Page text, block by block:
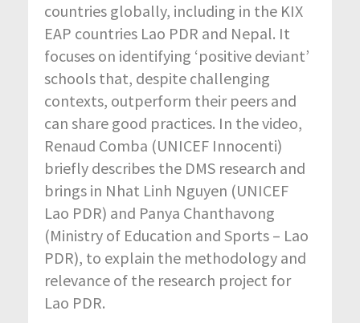
countries globally, including in the KIX
EAP countries Lao PDR and Nepal. It
focuses on identifying ‘positive deviant’
schools that, despite challenging
contexts, outperform their peers and
can share good practices. In the video,
Renaud Comba (UNICEF Innocenti)
briefly describes the DMS research and
brings in Nhat Linh Nguyen (UNICEF
Lao PDR) and Panya Chanthavong
(Ministry of Education and Sports – Lao
PDR), to explain the methodology and
relevance of the research project for
Lao PDR.